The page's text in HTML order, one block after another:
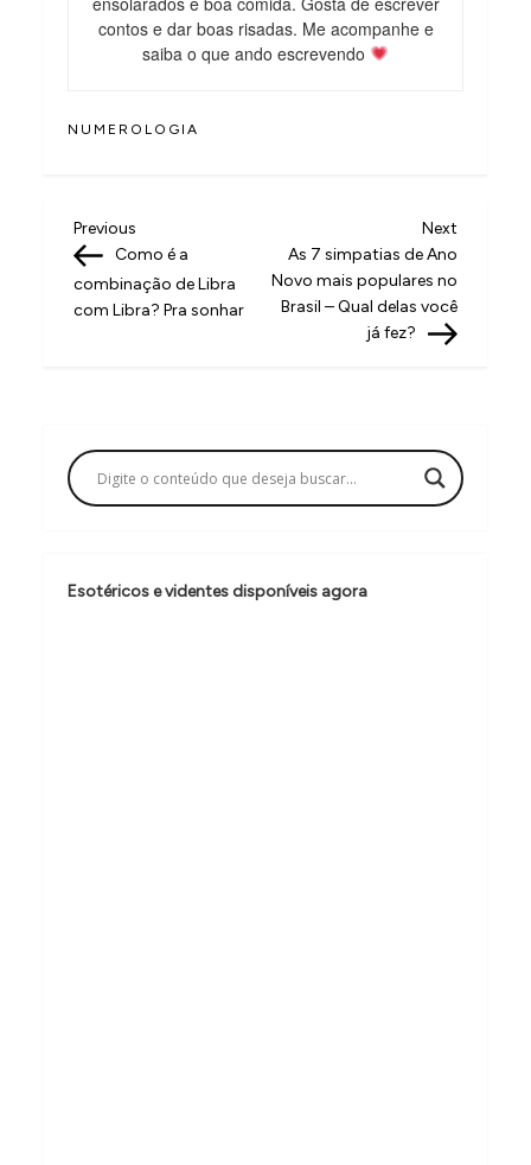
contos e dar boas risadas. Me acompanhe e
saiba o que ando escrevendo
NUMEROLOGIA
N
a
v
ç
ã
d
Previous
Post
Previous
Como é a
combinação de Libra
com Libra? Pra sonhar
Next
Post
Next
As 7 simpatias de Ano
Novo mais populares no
Brasil – Qual delas você
já fez?
Esotéricos e videntes disponíveis agora